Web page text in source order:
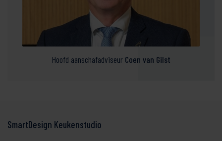
Hoofd aanschafadviseur Coen van Gilst
SmartDesign Keukenstudio